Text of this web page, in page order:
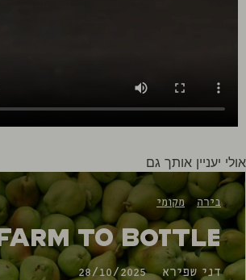
אולי יעניין אותך גם
בירה מקומי
Farm to Bottle
דני שפירא 28/10/2025